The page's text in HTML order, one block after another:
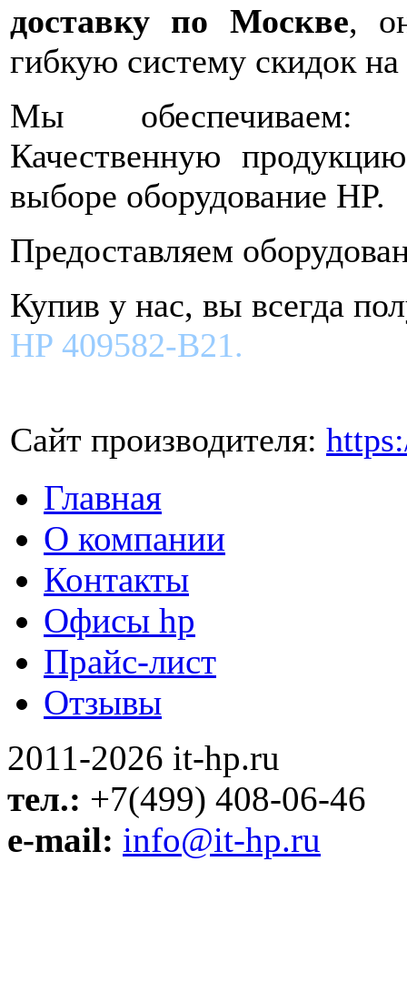
доставку по Москве,
гибкую систему скидок
Мы обеспечиваем:
Качественную
выборе оборудование HP.
Предоставляем
Купив у нас, вы всегда
HP 409582-B21.
Сайт производителя:
Главная
О компании
Контакты
Офисы hp
Прайс-лист
Отзывы
2011-2026 it-hp.ru
тел.: +7(499) 408-06-46
e-mail: info@it-hp.ru